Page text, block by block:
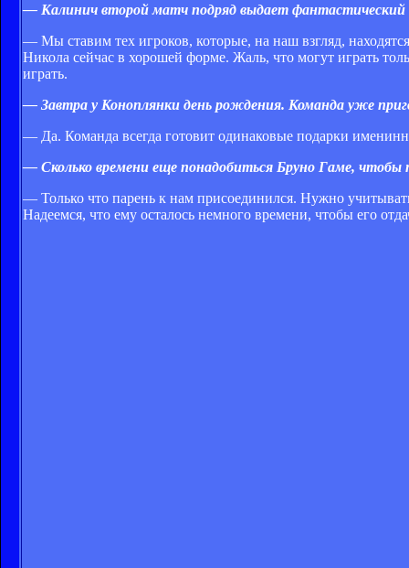
— Калинич второй матч подряд выдает фантастический
— Мы ставим тех игроков, которые, на наш взгляд,
Никола сейчас в хорошей форме. Жаль, что могут играть
играть.
— Завтра у Коноплянки день рождения. Команда уже
— Да. Команда всегда готовит одинаковые подарки
— Сколько времени еще понадобиться Бруно Гаме,
— Только что парень к нам присоединился. Нужно
Надеемся, что ему осталось немного времени, чтобы его